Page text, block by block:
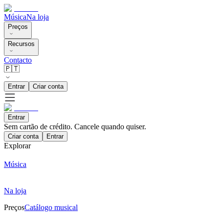
MúsicaNa loja
Preços
Recursos
Contacto
🇵🇹
Entrar Criar conta
Entrar
Sem cartão de crédito. Cancele quando quiser.
Criar conta Entrar
Explorar
Música
Na loja
PreçosCatálogo musical